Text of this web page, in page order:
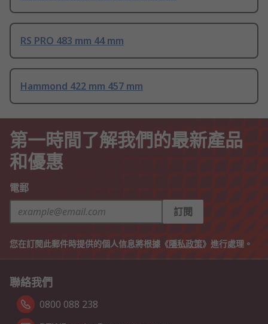
RS PRO 483 mm 44 mm
Hammond 422 mm 457 mm
第一時間了解我們的最新產品
和優惠
電郵
訂閱
您在訂閱此郵件時提供的個人信息將根據《隱私政策》進行處理。
聯絡我們
0800 088 238